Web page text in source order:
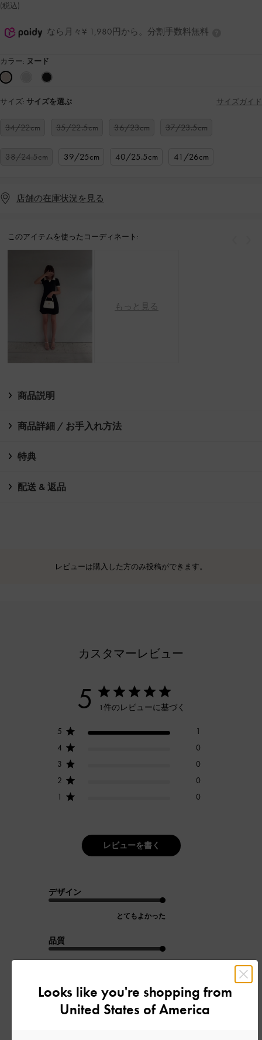
(税込)
なら月々¥ 1,980円から。分割手数料無料
カラー: ヌード
サイズ: サイズを選ぶ サイズガイド
34/22cm 35/22.5cm 36/23cm 37/23.5cm
38/24.5cm 39/25cm 40/25.5cm 41/26cm
店舗の在庫状況を見る
このアイテムを使ったコーディネート:
もっと見る
商品説明
商品詳細 / お手入れ方法
特典
配送 & 返品
レビューは購入した方のみ投稿ができます。
カスタマーレビュー
5 1件のレビューに基づく
5
1
4
0
3
0
2
0
1
0
レビューを書く
デザイン
とてもよかった
品質
もっと見る
Looks like you're shopping from
United States of America